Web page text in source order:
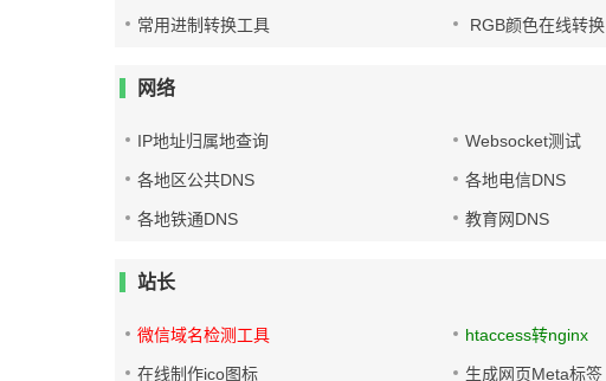
常用进制转换工具 RGB颜色在线转换
网络
IP地址归属地查询 Websocket测试
各地区公共DNS 各地电信DNS
各地铁通DNS 教育网DNS
站长
微信域名检测工具 htaccess转nginx
在线制作ico图标 生成网页Meta标签